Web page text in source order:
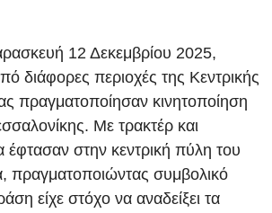
12 Δεκεμβρίου 2025,
διάφορες περιοχές της Κεντρικής
πραγματοποίησαν κινητοποίηση
Με τρακτέρ και
έφτασαν στην κεντρική πύλη του
πραγματοποιώντας συμβολικό
είχε στόχο να αναδείξει τα